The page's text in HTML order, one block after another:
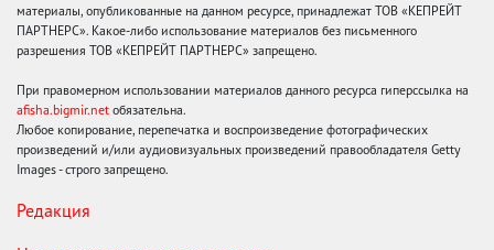
материалы, опубликованные на данном ресурсе, принадлежат ТОВ «КЕПРЕЙТ
ПАРТНЕРС». Какое-либо использование материалов без письменного
разрешения ТОВ «КЕПРЕЙТ ПАРТНЕРС» запрещено.
При правомерном использовании материалов данного ресурса гиперссылка на
afisha.bigmir.net обязательна.
Любое копирование, перепечатка и воспроизведение фотографических
произведений и/или аудиовизуальных произведений правообладателя Getty
Images - строго запрещено.
Редакция